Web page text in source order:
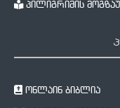
პილიგრიმის
ონლაინ ბიბლია